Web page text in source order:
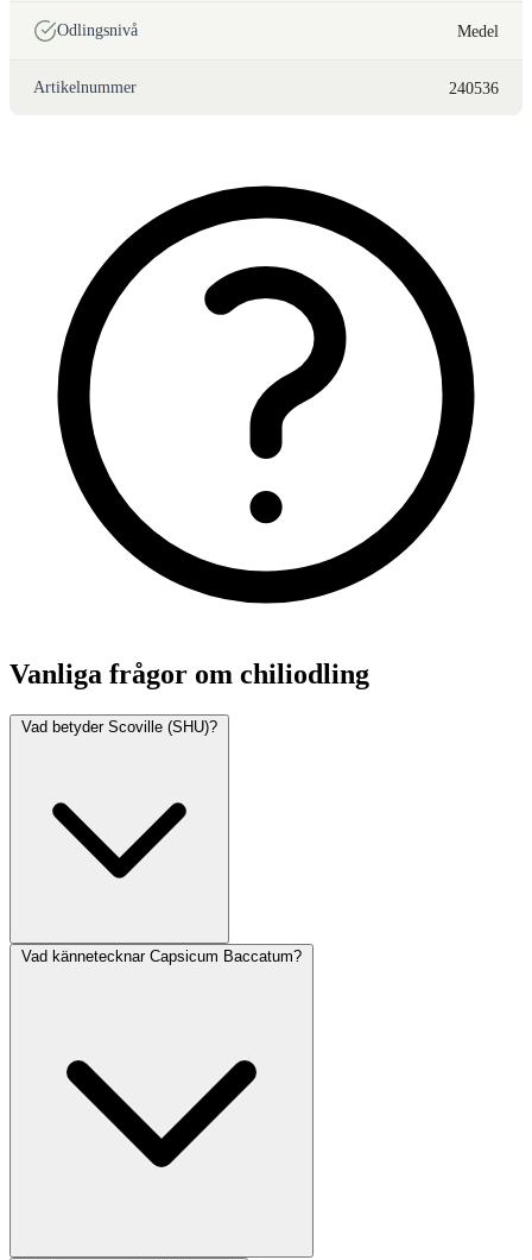
Odlingsnivå Medel
Artikelnummer 240536
Vanliga frågor om chiliodling
Vad betyder Scoville (SHU)?
Vad kännetecknar Capsicum Baccatum?